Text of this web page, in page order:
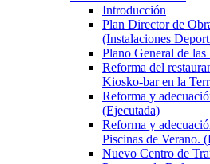
Introducción
Plan Director de
(Instalaciones
Plano General de
Reforma del
Kiosko-bar en la
Reforma y
(Ejecutada)
Reforma y
Piscinas de Verano.
Nuevo Centro de